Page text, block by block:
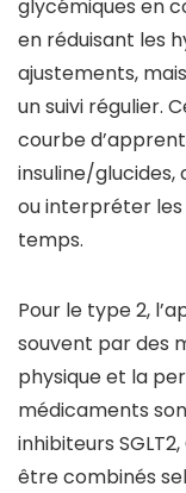
glycémiques en
en réduisant les
ajustements,
un suivi régulier.
courbe
insuline/glucides,
ou interpréter les
temps.
Pour le type 2,
souvent par des
physique et la
médicaments
inhibiteurs
être combinés